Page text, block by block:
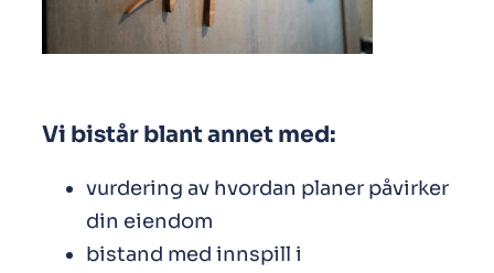
Vi bistår blant annet med:
vurdering av hvordan planer påvirker
din eiendom
bistand med innspill i